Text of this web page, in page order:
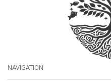
NAVIGATION